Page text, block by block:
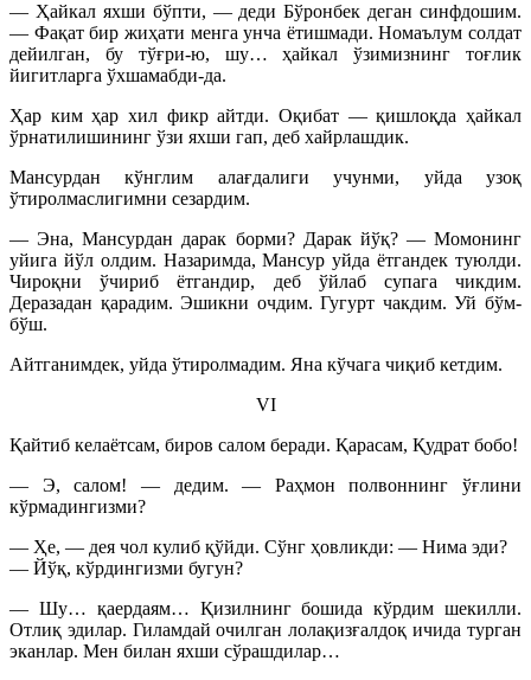
— Ҳайкал яхши бўпти, — деди Бўронбек деган синфдошим.
— Фақат бир жиҳати менга унча ётишмади. Номаълум солдат
дейилган, бу тўғри-ю, шу… ҳайкал ўзимизнинг тоғлик
йигитларга ўхшамабди-да.
Ҳар ким ҳар хил фикр айтди. Оқибат — қишлоқда ҳайкал
ўрнатилишининг ўзи яхши гап, деб хайрлашдик.
Мансурдан кўнглим алағдалиги учунми, уйда узоқ
ўтиролмаслигимни сезардим.
— Эна, Мансурдан дарак борми? Дарак йўқ? — Момонинг
уйига йўл олдим. Назаримда, Мансур уйда ётгандек туюлди.
Чироқни ўчириб ётгандир, деб ўйлаб супага чикдим.
Деразадан қарадим. Эшикни очдим. Гугурт чакдим. Уй бўм-
бўш.
Айтганимдек, уйда ўтиролмадим. Яна кўчага чиқиб кетдим.
VI
Қайтиб келаётсам, биров салом беради. Қарасам, Қудрат бобо!
— Э, салом! — дедим. — Раҳмон полвоннинг ўғлини
кўрмадингизми?
— Ҳе, — дея чол кулиб қўйди. Сўнг ҳовликди: — Нима эди?
— Йўқ, кўрдингизми бугун?
— Шу… қаердаям… Қизилнинг бошида кўрдим шекилли.
Отлиқ эдилар. Гиламдай очилган лолақизғалдоқ ичида турган
эканлар. Мен билан яхши сўрашдилар…